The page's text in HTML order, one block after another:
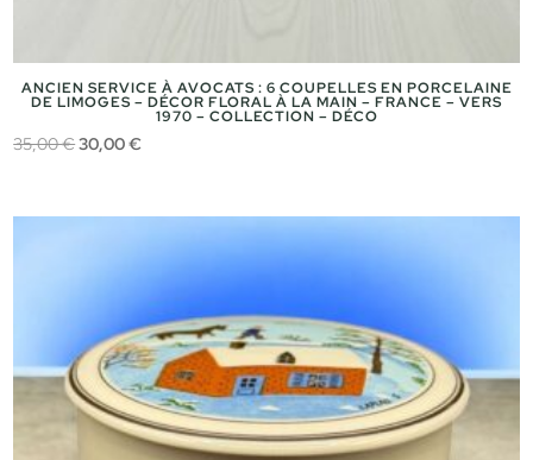
ANCIEN SERVICE À AVOCATS : 6 COUPELLES EN PORCELAINE
DE LIMOGES – DÉCOR FLORAL À LA MAIN – FRANCE – VERS
1970 – COLLECTION – DÉCO
35,00€Le
30,00€Le